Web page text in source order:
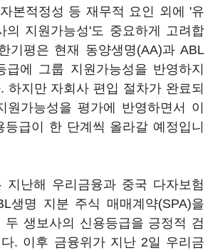
본적정성 등 재무적 요인 외에 '유
의 지원가능성'도 중요하게 고려합
기평은 현재 동양생명(AA)과 ABL
급에 그룹 지원가능성을 반영하지
하지만 자회사 편입 절차가 완료되
원가능성을 평가에 반영하면서 이
등급이 한 단계씩 올라갈 예정입니
지난해 우리금융과 중국 다자보험
생명 지분 주식 매매계약(SPA)을
두 생보사의 신용등급을 긍정적 검
. 이후 금융위가 지난 2일 우리금